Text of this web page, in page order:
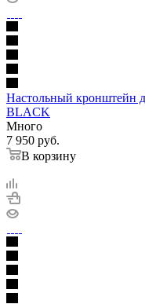
Настольный кронштейн
BLACK
Много
7 950 руб.
В корзину